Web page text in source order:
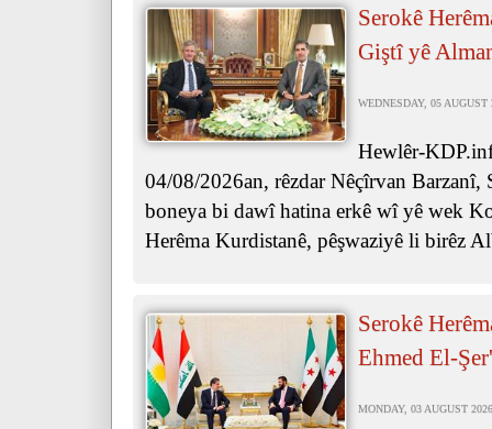
Serokê
Giştî yê
WEDNESDAY, 05 AUGUST
Hewlêr-
04/08/2026an, rêzdar Nêçîrvan Barzanî,
boneya bi dawî hatina erkê wî yê wek
Herêma Kurdistanê, pêşwaziyê li birêz
Serokê
Ehmed El-
MONDAY, 03 AUGUST